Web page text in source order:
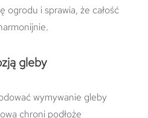
ogrodu i sprawia, że całość
gleby
wymywanie gleby
chroni podłoże